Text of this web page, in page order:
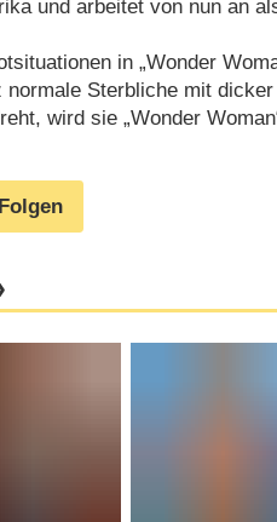
und arbeitet von nun an
in „Wonder
Sterbliche mit dicker
wird sie „Wonder